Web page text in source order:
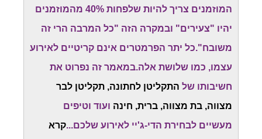
המוזמנים צריך להיות שלפחות 40% מהמוזמנים
יהיו "צעירים" ובמקרה הזה "כל המרבה הרי זה
משובח".כל יתר הפרמטרים אינם קריטיים לאירוע
עצמו, כמו שלושת אלה.במאמר זה נפרוט את
חשיבותו של התקליטן לחתונה, תקליטן לבר
מצווה, בת מצווה, ברית, חינה ועוד וטיפים
מעשיים לבחירת הדי-ג'יי לאירוע שלכם...קרא